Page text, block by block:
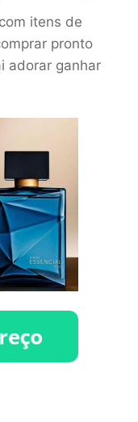
itens de
pronto
adorar ganhar